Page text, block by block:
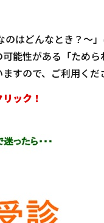
のはどんなとき？～
能性がある「ため
すので、ご利用くだ
ック！